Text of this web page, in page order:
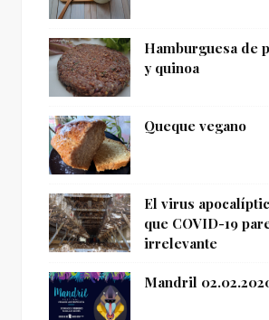
Hamburguesa de
y quinoa
Queque vegano
El virus
que COVID-19
irrelevante
Mandril